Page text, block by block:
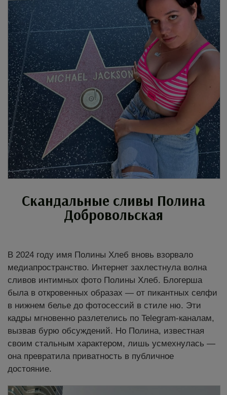
Скандальные сливы Полина
Добровольская
В 2024 году имя Полины Хлеб вновь взорвало
медиапространство. Интернет захлестнула волна
сливов интимных фото Полины Хлеб. Блогерша
была в откровенных образах — от пикантных селфи
в нижнем белье до фотосессий в стиле ню. Эти
кадры мгновенно разлетелись по Telegram-каналам,
вызвав бурю обсуждений. Но Полина, известная
своим стальным характером, лишь усмехнулась —
она превратила приватность в публичное
достояние.